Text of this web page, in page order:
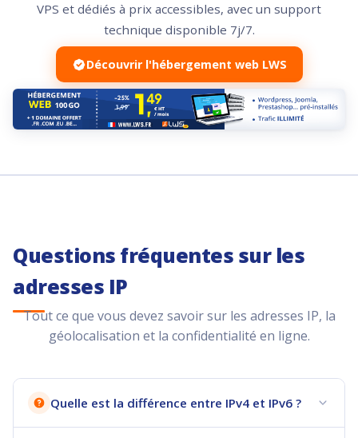
VPS et dédiés à prix accessibles, avec un support
technique disponible 7j/7.
Découvrir l'hébergement web LWS
Questions fréquentes sur les
adresses IP
Tout ce que vous devez savoir sur les adresses IP, la
géolocalisation et la confidentialité en ligne.
Quelle est la différence entre IPv4 et IPv6 ?